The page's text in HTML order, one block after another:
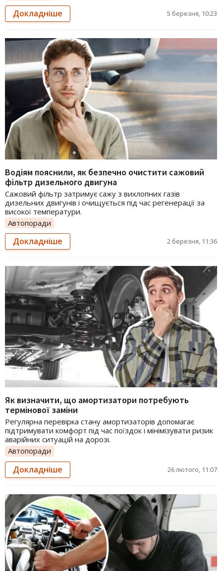
Докладніше 5 березня, 10:23
Водіям пояснили, як безпечно очистити сажовий
фільтр дизельного двигуна
Сажовий фільтр затримує сажу з вихлопних газів
дизельних двигунів і очищується під час регенерації за
високої температури.
Автопоради
Докладніше 2 березня, 11:36
Як визначити, що амортизатори потребують
термінової заміни
Регулярна перевірка стану амортизаторів допомагає
підтримувати комфорт під час поїздок і мінімізувати ризик
аварійних ситуацій на дорозі.
Автопоради
Докладніше 26 лютого, 11:07